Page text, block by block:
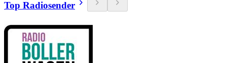
Top Radiosender